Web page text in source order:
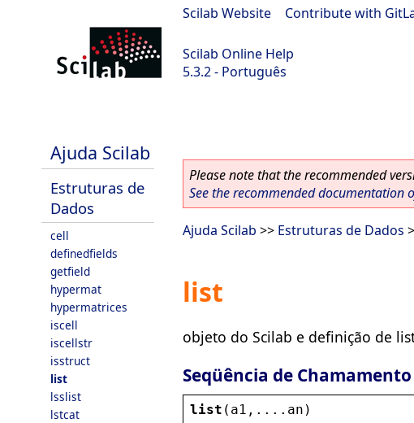
Scilab Website Contribute with
Scilab Online Help
5.3.2 - Português
Ajuda Scilab
Estruturas de
Dados
cell
definedfields
getfield
hypermat
hypermatrices
iscell
iscellstr
isstruct
list
lsslist
lstcat
Please note that the recommended
See the recommended documentation
Ajuda Scilab >> Estruturas de Dados
list
objeto do Scilab e definição de
Seqüência de Chamamento
list ( a1 ,.... an )